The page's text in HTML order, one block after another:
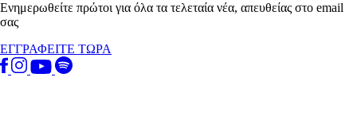
Ενημερωθείτε πρώτοι για όλα τα τελεταία νέα, απευθείας στο email
σας
ΕΓΓΡΑΦΕΙΤΕ ΤΩΡΑ